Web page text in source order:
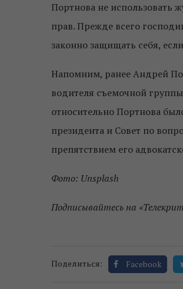
Портнова не использовать
прав. Прежде всего
законно защищать себя,
Напомним, ранее Андрей
водителя съемочной группы
относительно Портнова
президента и Совет по
препятствием его
Фото: Unsplash
Подписывайтесь на
Поделиться: Facebook